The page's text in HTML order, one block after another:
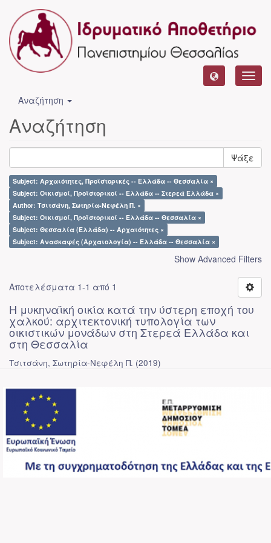
Αναζήτηση
Αναζήτηση
Ψάξε
Subject: Αρχαιότητες, Προϊστορικές -- Ελλάδα -- Θεσσαλία ×
Subject: Οικισμοί, Προϊστορικοί -- Ελλάδα -- Στερεά Ελλάδα ×
Author: Τσιτσάνη, Σωτηρία-Νεφέλη Π. ×
Subject: Οικισμοί, Προϊστορικοί -- Ελλάδα -- Θεσσαλία ×
Subject: Θεσσαλία (Ελλάδα) -- Αρχαιότητες ×
Subject: Ανασκαφές (Αρχαιολογία) -- Ελλάδα -- Θεσσαλία ×
Show Advanced Filters
Αποτελέσματα 1-1 από 1
Η μυκηναϊκή οικία κατά την ύστερη εποχή του
χαλκού: αρχιτεκτονική τυπολογία των
οικιστικών μονάδων στη Στερεά Ελλάδα και
στη Θεσσαλία
Τσιτσάνη, Σωτηρία-Νεφέλη Π. (2019)